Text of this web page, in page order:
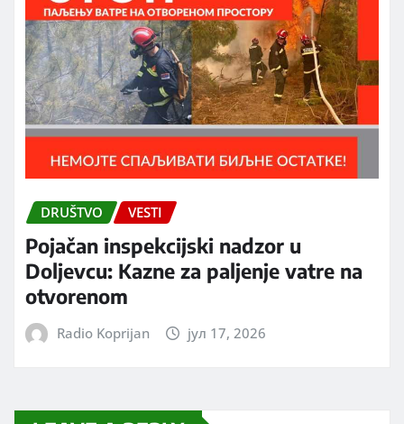
DRUŠTVO VESTI
Pojačan inspekcijski nadzor u
Doljevcu: Kazne za paljenje vatre na
otvorenom
Radio Koprijan јул 17, 2026